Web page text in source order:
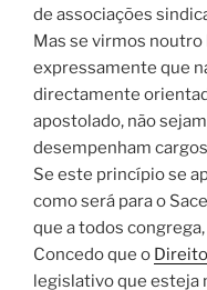
de associações
Mas se virmos noutro
expressamente que
directamente
apostolado, não
desempenham
Se este princípio se
como será para o
que a todos
Concedo que o
legislativo que esteja